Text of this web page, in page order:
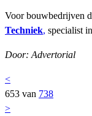
Voor bouwbedrijven
Techniek, specialist
Door: Advertorial
<
653 van 738
>